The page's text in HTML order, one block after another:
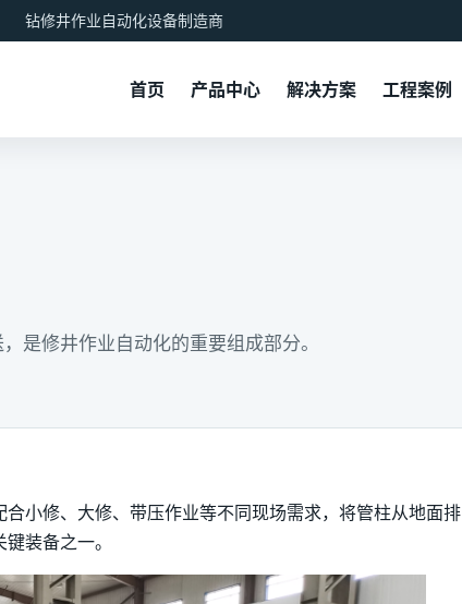
钻修井作业自动化设备制造商
首页 产品中心 解决方案 工程案例
是修井作业自动化的重要组成部分。
小修、大修、带压作业等不同现场需求，将管柱从地面排
装备之一。